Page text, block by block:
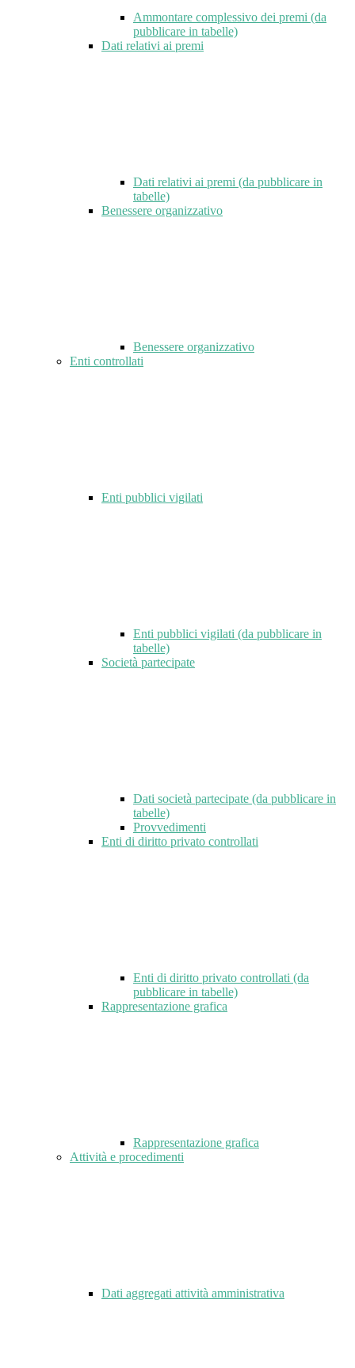
Ammontare complessivo dei premi (da
pubblicare in tabelle)
Dati relativi ai premi
Dati relativi ai premi (da pubblicare in
tabelle)
Benessere organizzativo
Benessere organizzativo
Enti controllati
Enti pubblici vigilati
Enti pubblici vigilati (da pubblicare in
tabelle)
Società partecipate
Dati società partecipate (da pubblicare in
tabelle)
Provvedimenti
Enti di diritto privato controllati
Enti di diritto privato controllati (da
pubblicare in tabelle)
Rappresentazione grafica
Rappresentazione grafica
Attività e procedimenti
Dati aggregati attività amministrativa